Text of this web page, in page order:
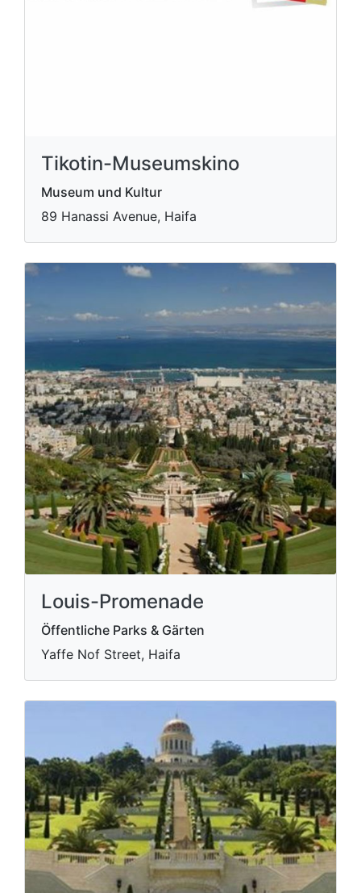
Tikotin-Museumskino
Museum und Kultur
89 Hanassi Avenue, Haifa
Louis-Promenade
Öffentliche Parks & Gärten
Yaffe Nof Street, Haifa